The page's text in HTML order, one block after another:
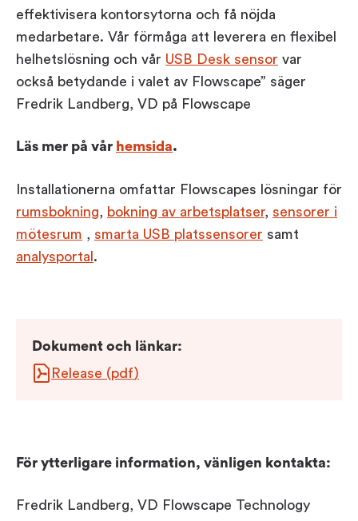
effektivisera kontorsytorna och få nöjda
medarbetare. Vår förmåga att leverera en flexibel
helhetslösning och vår USB Desk sensor var
också betydande i valet av Flowscape” säger
Fredrik Landberg, VD på Flowscape
Läs mer på vår hemsida.
Installationerna omfattar Flowscapes lösningar för
rumsbokning, bokning av arbetsplatser, sensorer i
mötesrum , smarta USB platssensorer samt
analysportal .
Dokument och länkar:
Release (pdf)
För ytterligare information, vänligen kontakta:
Fredrik Landberg, VD Flowscape Technology